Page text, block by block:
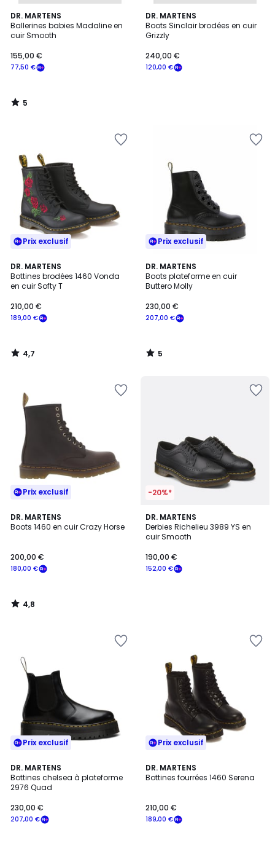
DR. MARTENS
Ballerines babies Madaline en
cuir Smooth
77,50 €
155,00 €
5
/
5
5
/
DR. MARTENS
Boots Sinclair brodées en cuir
Grizzly
120,00 €
240,00 €
Prix exclusif
DR. MARTENS
Bottines brodées 1460 Vonda
en cuir Softy T
189,00 €
210,00 €
4,7
/ 5
4,7
/
Prix exclusif
DR. MARTENS
Boots plateforme en cuir
Buttero Molly
207,00 €
230,00 €
5
/
5
5
/
Prix exclusif
DR. MARTENS
Boots 1460 en cuir Crazy Horse
180,00 €
200,00 €
4,8
/ 5
4,8
/
-20%*
DR. MARTENS
Derbies Richelieu 3989 YS en
cuir Smooth
152,00 €
190,00 €
Prix exclusif
DR. MARTENS
Bottines chelsea à plateforme
2976 Quad
207,00 €
230,00 €
3,3
/ 5
Prix exclusif
DR. MARTENS
Bottines fourrées 1460 Serena
189,00 €
210,00 €
4,6
/ 5